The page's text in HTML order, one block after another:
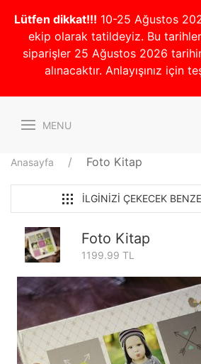
Lütfen dikkat!!! 10-25 Ağustos
ekip olarak tatildeyiz. Bu
siparişler 25 Ağustos 2026
alınacaktır. Anlayışınız için
MENU
Anasayfa Foto Kitap
İLGINIZI ÇEKECEK
Foto Kitap
1199.99 TL